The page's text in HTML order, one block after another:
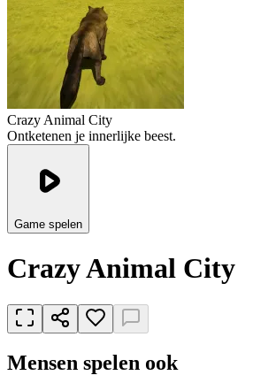
Crazy Animal City
Ontketenen je innerlijke beest.
Game spelen
Crazy Animal City
Mensen spelen ook